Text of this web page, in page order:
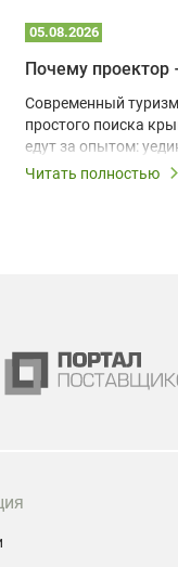
05.08.2026
Современный
простого поиска
едут за опытом:
ощущениями.
эффективных и
проектора.
Читать полностью